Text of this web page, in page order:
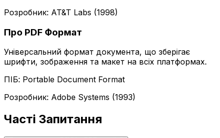
Розробник: AT&T Labs (1998)
Про PDF Формат
Універсальний формат документа, що зберігає
шрифти, зображення та макет на всіх платформах.
ПІБ: Portable Document Format
Розробник: Adobe Systems (1993)
Часті Запитання